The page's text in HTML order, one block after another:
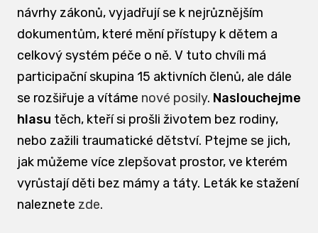
návrhy zákonů, vyjadřují se k nejrůznějším
dokumentům, které mění přístupy k dětem a
celkový systém péče o ně. V tuto chvíli má
participační skupina 15 aktivních členů, ale dále
se rozšiřuje a vítáme nové posily. Naslouchejme
hlasu těch, kteří si prošli životem bez rodiny,
nebo zažili traumatické dětství. Ptejme se jich,
jak můžeme více zlepšovat prostor, ve kterém
vyrůstají děti bez mámy a táty. Leták ke stažení
naleznete zde.